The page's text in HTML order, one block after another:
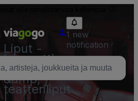
Liput -
konsertti,
urheilu
&amp;
teatteriliput
1 new
notification